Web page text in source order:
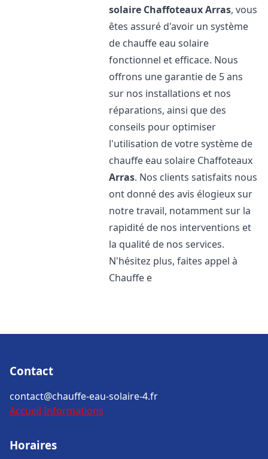
solaire ChaffoteauxArras, vous
êtes assuré d'avoir un système
de chauffe eau solaire
fonctionnel et efficace. Nous
offrons une garantie de 5 ans
sur nos installations et nos
réparations, ainsi que des
conseils pour optimiser
l'utilisation de votre système de
chauffe eau solaire Chaffoteaux
Arras. Nos clients satisfaits nous
ont donné des avis élogieux sur
notre travail, notamment sur la
rapidité de nos interventions et
la qualité de nos services.
N'hésitez plus, faites appel à
Chauffe e
Contact
contact@chauffe-eau-solaire-4.fr
Accueil Informations
Horaires